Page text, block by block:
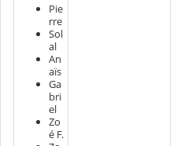
Pie
rre
Sol
al
An
aïs
Ga
bri
el
Zo
é F.